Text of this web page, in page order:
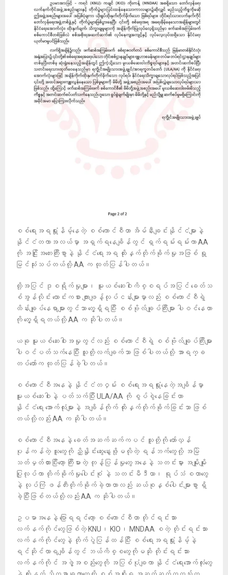
စစ်ရေးအရရှုံးနိမ့်နေတဲ့ စစ်ကောင်စီဟာ အိမ်နီးချင်းနိုင်ငံများနဲ့
နိုင်ငံတကာအလယ်မှာ အရှက်ရနေချိန်တွင် ရှက်ရမ်းရမ်းကာ AA
ကို အငြိုးအတေးကြီးစွာနဲ့ နိုင်ငံရေးအရ ထိုးနှက်တိုက်ခိုက်မှုအဖြစ် ရှု
မြင်သုံးသပ်တယ်လို့ AA က ထုတ်ပြန်ပါတယ်။
ထို့အပြင် ဒုစရိုက်မှုများ၊ မူးယစ်ဆေးဝါးကိစ္စရပ်အပြင် ခေတ်သ
စ်အွန်လိုင်း လောင်းကစား ကျားဖျန့်လုပ်ငန်းများမှာလည်း စစ်ကောင်စီရဲ့
ထိန်းချုပ်နေရာများတွင်သာ တွေ့ရှိရပြီး စစ်ဗိုလ်ချုပ်ကြီးများ ပါဝင်နေတာ
ကို တွေ့ရှိရတယ်လို့ AA က ဆိုပါတယ်။
ယခု မူးယစ်ဆေးဝါးအမှုတွင်လည်း စစ်ကောင်စီရဲ့ စစ်ဗိုလ်ချုပ်ကြီးများ
ပါဝင်ပတ်သက်နေပြီး သူတို့လက်ချက်သာ ဖြစ်ပါတယ်လို့ အာရက္ခ
တပ်တော်က ထုတ်ပြန်ခဲ့ပါတယ်။
စစ်ကောင်စီအနေနဲ့ နိုင်ငံတဝှမ်း စစ်ရေးအရရှုံးနေတဲ့အချိန်မှာ
မူးယစ်ဆေးဝါးနဲ့ ပတ်သက်ပြီး ULA/AA ကို စွပ်စွဲနေခြင်းဟာ
နိုင်ငံရေး အောက်လုံးများနဲ့ အချိန်ကိုက် ထိုးနှက်တိုက်ခိုက်ခြင်းသာ ဖြစ်
တယ်လို့လည်း AA က ဆိုပါတယ်။
စစ်ကောင်စီအနေနဲ့ ခေတ်အဆက်ဆက်ကပင် သူတို့ကို တော်လှန်
ပုန်ကန်တဲ့ သူတွေကို ညှိနှိုင်းဆွေးနွေးဖို့မလိုတဲ့ ရန်ဘက်တွေလို့ အမြဲ
သတ်မှတ်ထားပြီးတော့ ကြီးမားတဲ့ တုန့်ပြန်မှုတွေအနေနဲ့ သတင်းမှား အမျိုးမျိုး
ပြုလုပ်ကာ တိုက်ခိုက်မှုပေါင်းစုံ နဲ့ သတင်းမီဒီယာ၊ ရုပ်သံ စတာတွေ
နဲ့ လုပ်ကြံ ဖန်တီးတိုက်ခိုက်ခဲ့တာဟာလည်း ဆယ်စုနှစ်ပေါင်းများစွာ ရှိ
ခဲ့ပြီးဖြစ်တယ်လို့လည်း AA က ဆိုပါတယ်။
ဥပမာအနေနဲ့ ပြောရရင်တော့ စစ်ကောင်စီဟာ တိုင်ရင်းသား
လက်နက်ကိုင်တွေဖြစ်တဲ့ KNU၊ KIO၊ MNDAA စတဲ့ တိုင်းရင်းသား
လက်နက်ကိုင်တွေနဲ့ တိုက်ပွဲပြန်ထန်ပြီး စစ်ရေးအရရှုံးနိမ့်နဲ့
ရင်ဆိုင်လာရချိန်တွင် ဘယ်ကိစ္စတွေကိုမဆို တိုင်းရင်းသား
လက်နက်ကိုင် အဖွဲ့အစည်းတွေကို အပြစ်ပုံချကာ နိုင်ငံရေးအောက်လုံးတွေ